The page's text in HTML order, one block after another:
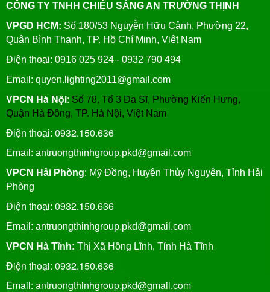
CÔNG TY TNHH CHIẾU SÁNG AN TRƯỜNG THỊNH
VPGD HCM: Số 180/53 Nguyễn Hữu Cảnh, Phường 22,
Quận Bình Thạnh, TP. Hồ Chí Minh, Việt Nam
Điện thoại: 0916 025 924 - 0932 790 494
Email: quyen.lighting2011@gmail.com
VPCN Hà Nội: Số 78, Tổ 3 Đa Sĩ, Phường Kiến Hưng,
Quận Hà Đông, TP. Hà Nội, Việt Nam
Điện thoại: 0932.150.636
Email: antruongthinhgroup.pkd@gmail.com
VPCN Hải Phòng: Mỹ Đồng, Huyện Thủy Nguyên, Tỉnh Hải
Phòng
Điện thoại: 0932.150.636
Email: antruongthinhgroup.pkd@gmail.com
VPCN Hà Tĩnh: Thị Xã Hồng Lĩnh, Tỉnh Hà Tĩnh
Điện thoại: 0932.150.636
Email: antruongthinhgroup.pkd@gmail.com